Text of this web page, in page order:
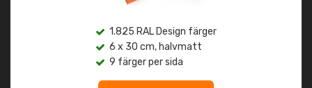
1.825 RAL Design färger
6 x 30 cm, halvmatt
9 färger per sida